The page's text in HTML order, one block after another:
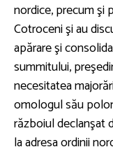
nordice, precum şi
Cotroceni şi au
apărare şi
summitului,
necesitatea
omologul său
războiul declanşat
la adresa ordinii